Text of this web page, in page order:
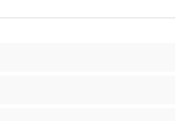
適正管理・機密保持について
知、開示、内容の訂正・追加・